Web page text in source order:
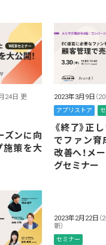
24日 更
ズンに向
施策を大
2023年3月9日 （
アプリストア
《終了》正
でファン育
改善へ！メ
グセミナー
2023年2月22日
新）
セミナー